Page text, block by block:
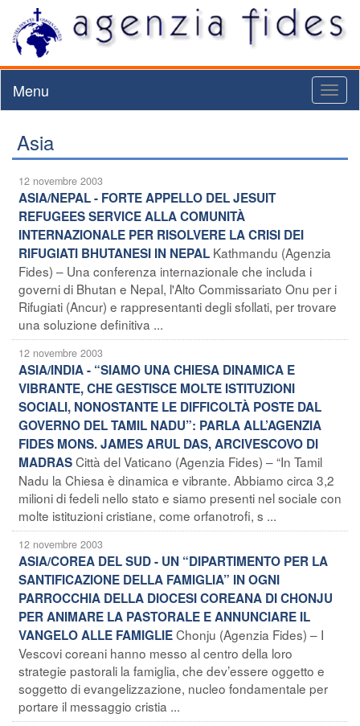
Menu
Asia
12 novembre 2003
ASIA/NEPAL - FORTE APPELLO DEL JESUIT
REFUGEES SERVICE ALLA COMUNITÀ
INTERNAZIONALE PER RISOLVERE LA CRISI DEI
RIFUGIATI BHUTANESI IN NEPAL Kathmandu (Agenzia
Fides) – Una conferenza internazionale che includa i
governi di Bhutan e Nepal, l'Alto Commissariato Onu per i
Rifugiati (Ancur) e rappresentanti degli sfollati, per trovare
una soluzione definitiva ...
12 novembre 2003
ASIA/INDIA - “SIAMO UNA CHIESA DINAMICA E
VIBRANTE, CHE GESTISCE MOLTE ISTITUZIONI
SOCIALI, NONOSTANTE LE DIFFICOLTÀ POSTE DAL
GOVERNO DEL TAMIL NADU”: PARLA ALL’AGENZIA
FIDES MONS. JAMES ARUL DAS, ARCIVESCOVO DI
MADRASCittà del Vaticano (Agenzia Fides) – “In Tamil
Nadu la Chiesa è dinamica e vibrante. Abbiamo circa 3,2
milioni di fedeli nello stato e siamo presenti nel sociale con
molte istituzioni cristiane, come orfanotrofi, s ...
12 novembre 2003
ASIA/COREA DEL SUD - UN “DIPARTIMENTO PER LA
SANTIFICAZIONE DELLA FAMIGLIA” IN OGNI
PARROCCHIA DELLA DIOCESI COREANA DI CHONJU
PER ANIMARE LA PASTORALE E ANNUNCIARE IL
VANGELO ALLE FAMIGLIEChonju (Agenzia Fides) – I
Vescovi coreani hanno messo al centro della loro
strategie pastorali la famiglia, che dev’essere oggetto e
soggetto di evangelizzazione, nucleo fondamentale per
portare il messaggio cristia ...